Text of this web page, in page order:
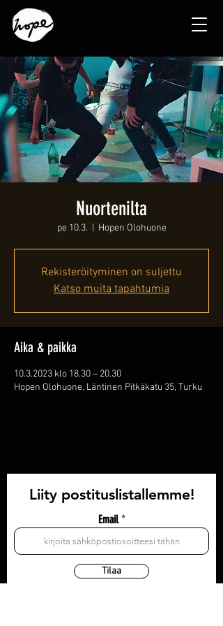
Nuortenilta
pe 10.3. Hopen Olohuone
Rekisteröityminen on suljettu
Katso muita tapahtumia
Aika & paikka
10.3.2023 klo 18.30 – 20.30
Hopen Olohuone, Läntinen Pitkäkatu 35, Turku
Liity postituslistallemme!
Email
Tilaa